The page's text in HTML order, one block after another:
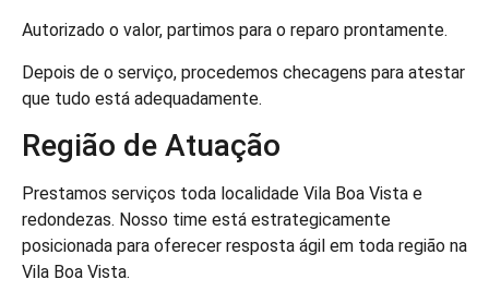
Autorizado o valor, partimos para o reparo prontamente.
Depois de o serviço, procedemos checagens para atestar
que tudo está adequadamente.
Região de Atuação
Prestamos serviços toda localidade Vila Boa Vista e
redondezas. Nosso time está estrategicamente
posicionada para oferecer resposta ágil em toda região na
Vila Boa Vista.